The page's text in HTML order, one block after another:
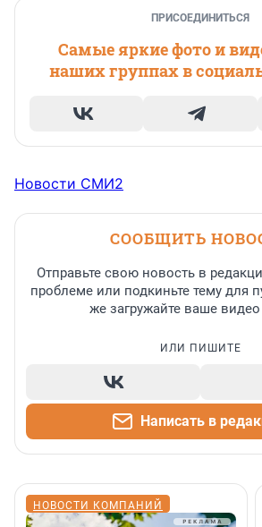
ПРИСОЕДИНИТЬСЯ
Самые яркие фото и
наших группах в
Новости СМИ2
СООБЩИТЬ
Отправьте свою новость в
проблеме или подкиньте тему для
же загружайте ваше
ИЛИ ПИШИТЕ
Написать в
НОВОСТИ КОМПАНИЙ